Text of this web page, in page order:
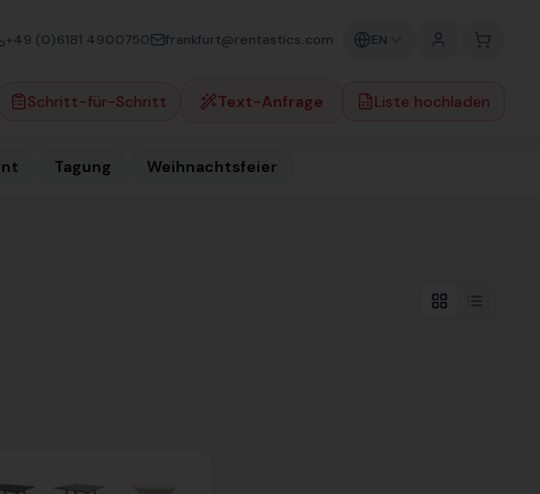
+49 (0)6181 4900750 frankfurt@rentastics.com EN
Schritt-für-Schritt Text-Anfrage Liste hochladen
Tagung Weihnachtsfeier